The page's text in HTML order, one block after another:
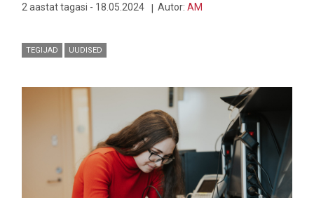
2 aastat tagasi - 18.05.2024 Autor: AM
TEGIJAD UUDISED